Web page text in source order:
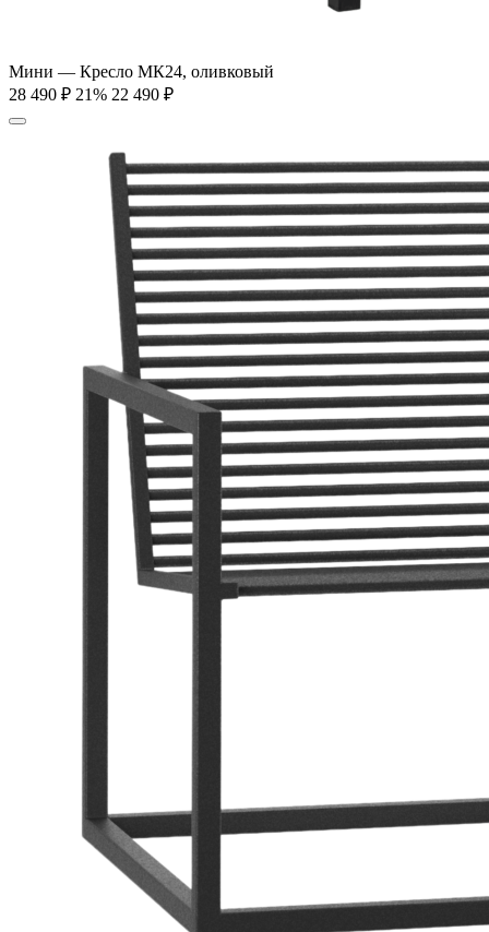
Мини — Кресло МК24, оливковый
28 490 ₽ 21% 22 490 ₽